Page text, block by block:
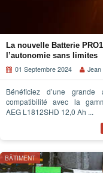
La nouvelle Batterie
l’autonomie sans limites
01 Septembre 2024
Bénéficiez d’une grande
compatibilité avec la
AEG L1812SHD 12,0 Ah ...
BÂTIMENT